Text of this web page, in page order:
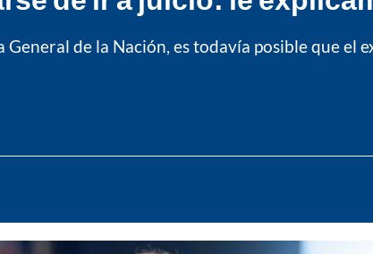
de la Nación, es todavía posible que